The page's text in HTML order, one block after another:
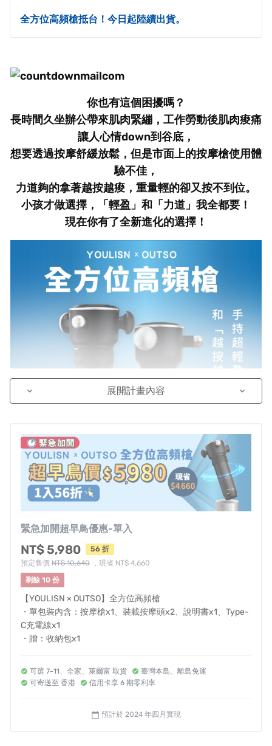
全方位高頻槍抵台！今日起陸續出貨。
你也有這個困擾嗎？
長時間久坐辦公帶來肌肉緊繃，工作勞動後肌肉痠痛
讓人心情down到谷底，
想要透過按摩舒緩放鬆，但是市面上的按摩槍使用體
驗不佳，
力道夠的拿著越按越痠，重量輕的卻又按不到位。
小孩才做選擇，「輕盈」和「力道」我全都要！
現在你有了全新進化的選擇！
YOULISN與OUTSO聯名研發新一代按摩放鬆設備
【全方位高頻槍
融合了超輕盈方便攜帶
術，
以滿足運動族群和久坐辦公族群的肌肉護理需求。
keyboard_arrow_down 展開計畫內容 keyboard_arrow_down
緊急加開超早鳥優惠-單入
NT$ 5,980
56 折
預定售價 NT$ 10,640 ，現省 NT$ 4,660
剩餘 10 份
【YOULISN × OUTSO】全方位高頻槍
・單包裝內含：按摩槍x1、裝載按摩頭x2、說明書x1、Type-
C充電線x1
・贈：收納包x1
可選 7-11、全家、萊爾富 取貨
臺灣本島、離島免運
可寄送至 香港
信用卡享 6 期零利率
calendar_today 預計於 2024 年四月實現